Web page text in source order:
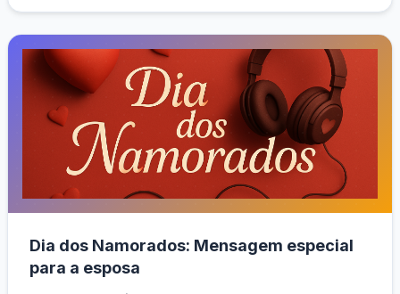
Dia dos Namorados: Mensagem especial
para a esposa